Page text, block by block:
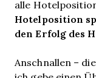
alle
Hotelposition
den Erfolg des
Anschnallen –